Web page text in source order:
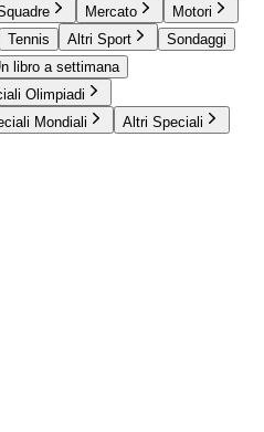
Mercato
Motori
Tennis Altri Sport
Sondaggi
libro a settimana
Olimpiadi
Mondiali Altri Speciali